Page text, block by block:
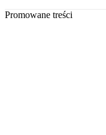
Promowane treści